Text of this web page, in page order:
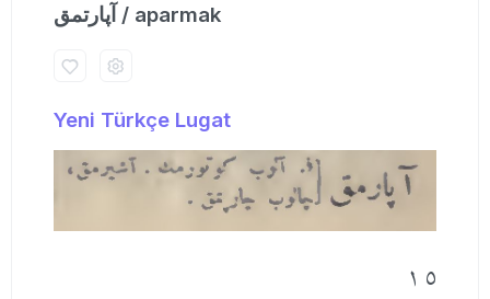
آپارتمق / aparmak
Yeni Türkçe Lugat
٥ ١